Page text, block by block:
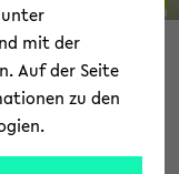
© Uni­ver­si­tät Bie­le­feld
Be­ra­
mit der
Auf der Seite
zu den